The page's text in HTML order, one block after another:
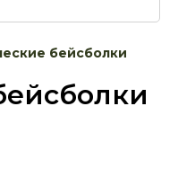
бейсболки